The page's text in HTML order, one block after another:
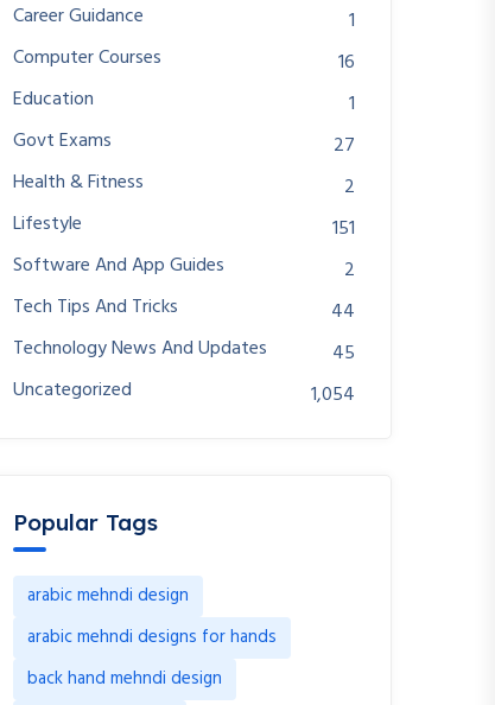
Career Guidance
1
Computer Courses
16
Education
1
Govt Exams
27
Health & Fitness
2
Lifestyle
151
Software And App Guides
2
Tech Tips And Tricks
44
Technology News And Updates
45
Uncategorized
1,054
Popular Tags
arabic mehndi design
arabic mehndi designs for hands
back hand mehndi design